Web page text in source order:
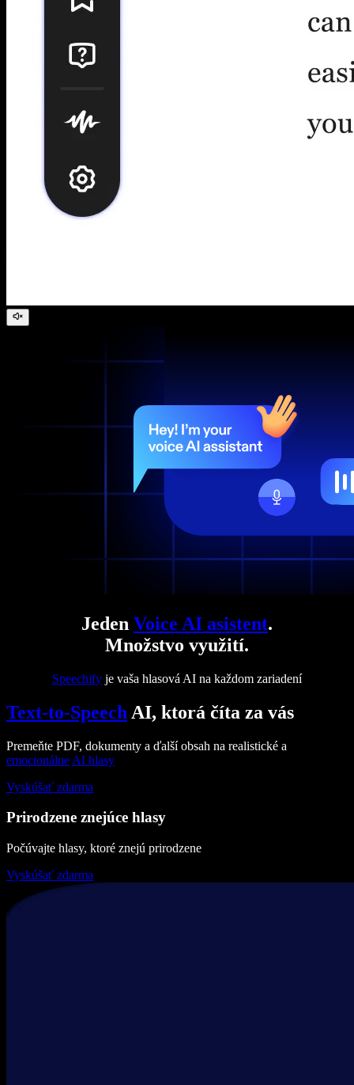
Jeden Voice AI asistent.
Množstvo využití.
Speechify je vaša hlasová AI na každom zariadení
Text-to-Speech AI, ktorá číta za vás
Premeňte PDF, dokumenty a ďalší obsah na realistické a
emocionálne AI hlasy
Vyskúšať zdarma
Prirodzene znejúce hlasy
Počúvajte hlasy, ktoré znejú prirodzene
Vyskúšať zdarma